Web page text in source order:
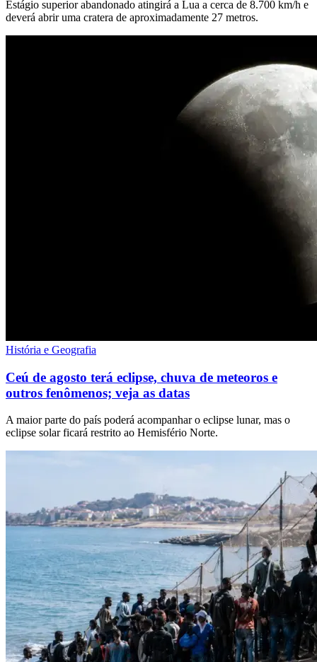
Estágio superior abandonado atingirá a Lua a cerca de 8.700 km/h e
deverá abrir uma cratera de aproximadamente 27 metros.
História e Geografia
Ceú de agosto terá eclipse, chuva de meteoros e
outros fenômenos; veja as datas
A maior parte do país poderá acompanhar o eclipse lunar, mas o
eclipse solar ficará restrito ao Hemisfério Norte.